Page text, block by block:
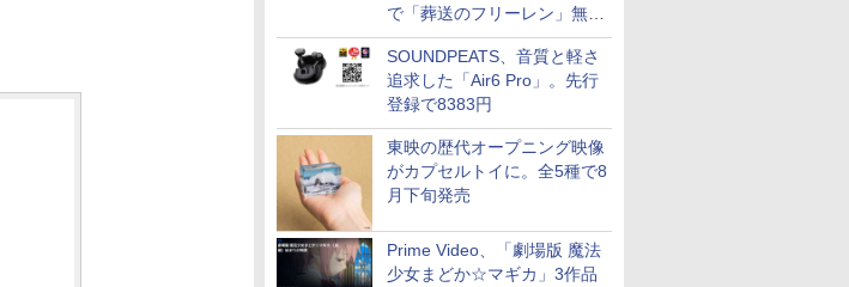
で「葬送のフリーレン」無料
配信など。夏の特番・配信情
報
SOUNDPEATS、音質と軽さ
追求した「Air6 Pro」。先行
登録で8383円
東映の歴代オープニング映像
がカプセルトイに。全5種で8
月下旬発売
Prime Video、「劇場版 魔法
少女まどか☆マギカ」3作品